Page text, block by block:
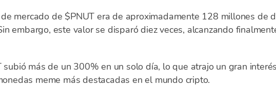
mercado de $PNUT era de aproximadamente 128 millones de
embargo, este valor se disparó diez veces, alcanzando
subió más de un 300% en un solo día, lo que atrajo un gran
meme más destacadas en el mundo cripto.